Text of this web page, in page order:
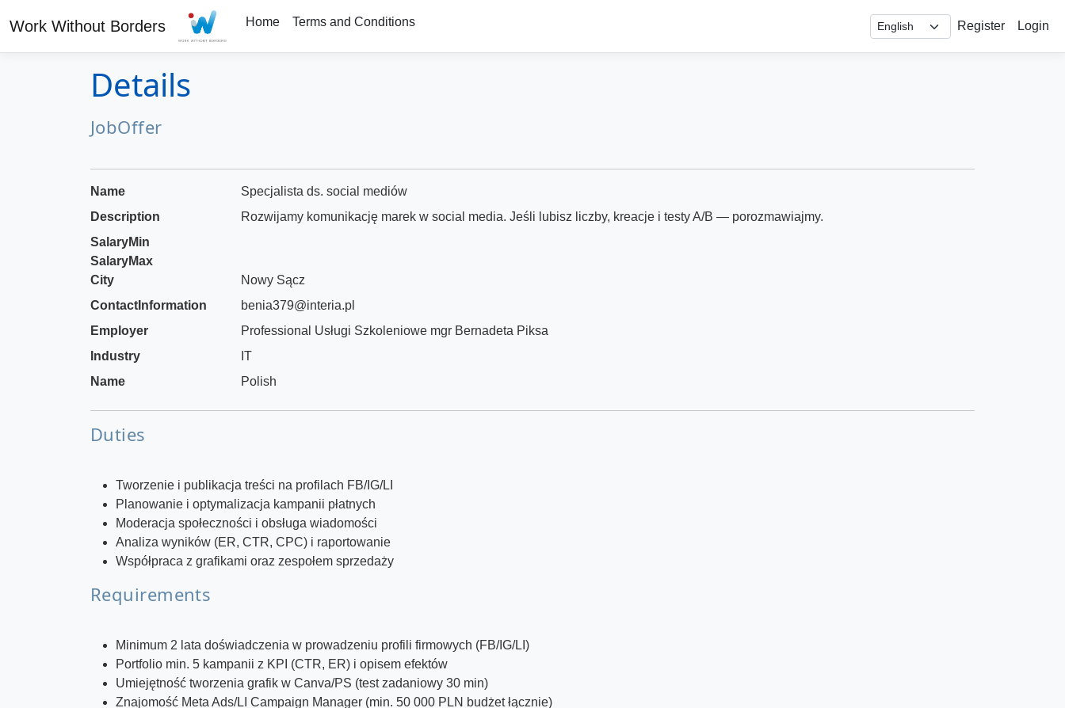
Work Without Borders Home Terms and Conditions Register Login
Details
JobOffer
Name
Specjalista ds. social mediów
Description
Rozwijamy komunikację marek w social media. Jeśli lubisz liczby, kreacje i testy A/B — porozmawiajmy.
SalaryMin
SalaryMax
City
Nowy Sącz
ContactInformation
benia379@interia.pl
Employer
Professional Usługi Szkoleniowe mgr Bernadeta Piksa
Industry
IT
Name
Polish
Duties
Tworzenie i publikacja treści na profilach FB/IG/LI
Planowanie i optymalizacja kampanii płatnych
Moderacja społeczności i obsługa wiadomości
Analiza wyników (ER, CTR, CPC) i raportowanie
Współpraca z grafikami oraz zespołem sprzedaży
Requirements
Minimum 2 lata doświadczenia w prowadzeniu profili firmowych (FB/IG/LI)
Portfolio min. 5 kampanii z KPI (CTR, ER) i opisem efektów
Umiejętność tworzenia grafik w Canva/PS (test zadaniowy 30 min)
Znajomość Meta Ads/LI Campaign Manager (min. 50 000 PLN budżet łącznie)